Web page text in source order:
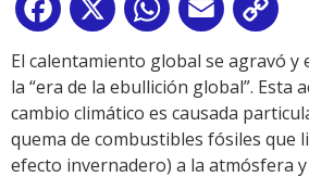
Facebook
X WhatsApp
Email
El calentamiento global se agravó y
la “era de la ebullición global”. Esta
cambio climático es causada
quema de combustibles fósiles que
efecto invernadero) a la atmósfera